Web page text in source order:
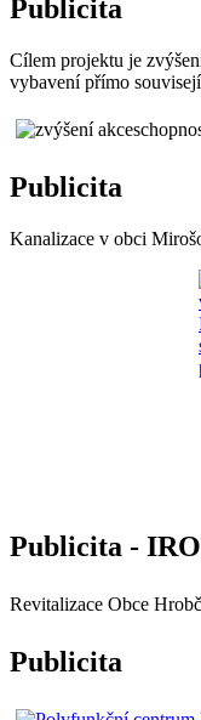
Publicita
Cílem projektu je
vybavení přímo
Publicita
Kanalizace v obci
Publicita -
Revitalizace Obce
Publicita